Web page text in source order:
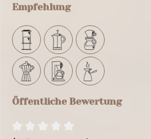
Empfehlung
Öffentliche Bewertung